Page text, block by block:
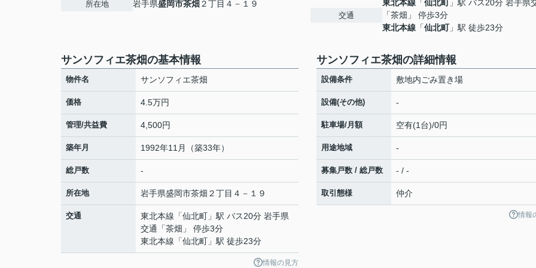
所在地 岩手県盛岡市茶畑 ２丁目４－１９
交通
東北本線 「仙北町」駅 バス20分 岩手県
「茶畑」 停歩3分
東北本線 「仙北町」駅 徒歩23分
サンソフィエ茶畑の基本情報
物件名 サンソフィエ茶畑
価格 4.5万円
管理/共益費 4,500円
築年月 1992年11月（築33年）
総戸数 -
所在地 岩手県盛岡市茶畑 ２丁目４－１９
交通 東北本線 「仙北町 」駅 バス20分 岩手県
交通「茶畑」 停歩3分
東北本線 「仙北町 」駅 徒歩23分
情報の見方
サンソフィエ茶畑の詳細情報
設備条件 敷地内ごみ置き場
設備(その他) -
駐車場/月額 空有(1台)/0円
用途地域 -
募集戸数 / 総戸数 - / -
取引態様 仲介
情報